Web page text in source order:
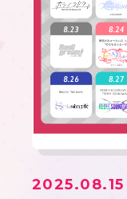
2025.08.15